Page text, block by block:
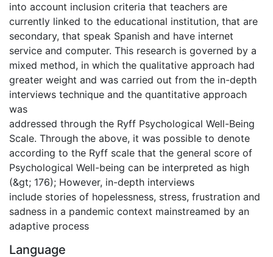
into account inclusion criteria that teachers are
currently linked to the educational institution, that are
secondary, that speak Spanish and have internet
service and computer. This research is governed by a
mixed method, in which the qualitative approach had
greater weight and was carried out from the in-depth
interviews technique and the quantitative approach
was
addressed through the Ryff Psychological Well-Being
Scale. Through the above, it was possible to denote
according to the Ryff scale that the general score of
Psychological Well-being can be interpreted as high
(&gt; 176); However, in-depth interviews
include stories of hopelessness, stress, frustration and
sadness in a pandemic context mainstreamed by an
adaptive process
Language